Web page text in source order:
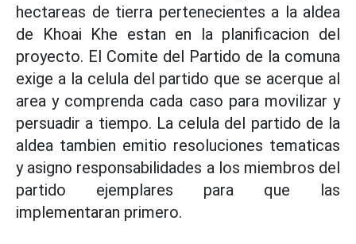
hectareas de tierra pertenecientes a la aldea
de Khoai Khe estan en la planificacion del
proyecto. El Comite del Partido de la comuna
exige a la celula del partido que se acerque al
area y comprenda cada caso para movilizar y
persuadir a tiempo. La celula del partido de la
aldea tambien emitio resoluciones tematicas
y asigno responsabilidades a los miembros del
partido ejemplares para que las
implementaran primero.